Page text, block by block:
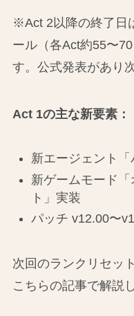
※Act 2以降の終了日
ール（各Act約55〜
す。公式発表があり
Act 1の主な新要素：
新エージェント
新ゲームモード
ト」実装
パッチ v12.00〜
次回のランクリセッ
こちらの記事で解説